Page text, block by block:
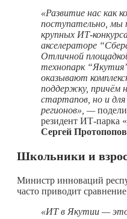
«Развитие нас как
поступательно, мы
крупных ИТ-
акселераторе
Отличной
технопарк
оказывают
поддержку, причём
стартапов, но и для
регионов», —
резидент ИТ-парка
Сергей Протопопов
Школьники и
Министр инноваций
часто приводит
«ИТ в Якутии — это